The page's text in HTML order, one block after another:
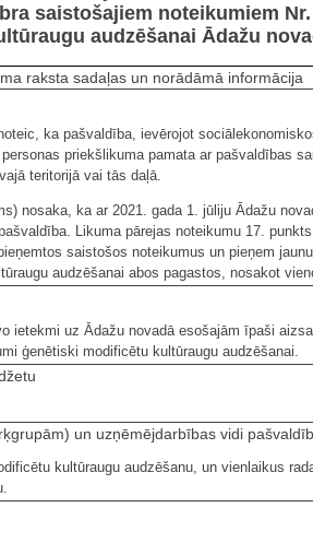
saistošajiem noteikumiem
audzēšanai Ādažu
raksta sadaļas un norādāmā informācija
ka pašvaldība, ievērojot
priekšlikuma pamata ar pašvaldības
teritorijā vai tās daļā.
nosaka, ka ar 2021. gada 1. jūliju Ādažu
Likuma pārejas noteikumu 17.
saistošos noteikumus un pieņem
audzēšanai abos pagastos, nosakot
ietekmi uz Ādažu novadā esošajām īpaši
ģenētiski modificētu kultūraugu audzēšanai.
un uzņēmējdarbības vidi
kultūraugu audzēšanu, un vienlaikus